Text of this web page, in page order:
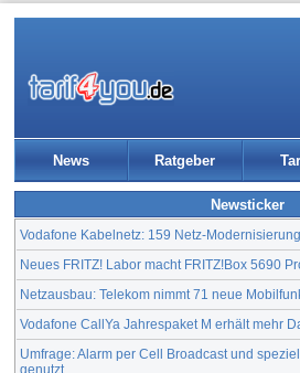
News Ratgeber
Newsticker
Vodafone Kabelnetz: 159 Netz-
Neues FRITZ! Labor macht FRITZ!Box 5690
Netzausbau: Telekom nimmt 71 neue
Vodafone CallYa Jahrespaket M erhält mehr
Umfrage: Alarm per Cell Broadcast und
genutzt